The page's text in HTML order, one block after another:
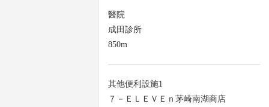
醫院
成田診所
850m
其他便利設施1
７－ＥＬＥＶＥｎ茅崎南湖商店